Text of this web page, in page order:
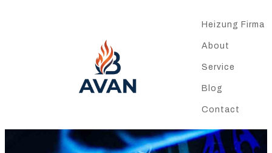
Heizung Firma
About
Service
Blog
Contact